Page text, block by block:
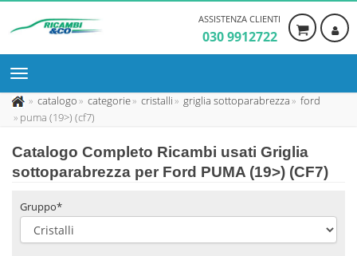
ASSISTENZA CLIENTI
030 9912722
catalogo categorie cristalli griglia sottoparabrezza
ford
puma (19>) (cf7)
Catalogo Completo Ricambi usati Griglia
sottoparabrezza per Ford PUMA (19>) (CF7)
Gruppo*